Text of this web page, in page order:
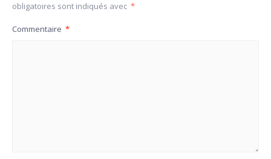
obligatoires sont indiqués avec *
Commentaire *